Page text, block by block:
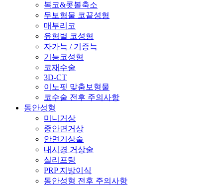
복코&콧볼축소
무보형물 코끝성형
매부리코
유형별 코성형
자가늑 / 기증늑
기능코성형
코재수술
3D-CT
이노핏 맞춤보형물
코수술 전후 주의사항
동안성형
미니거상
중안면거상
안면거상술
내시경 거상술
실리프팅
PRP 지방이식
동안성형 전후 주의사항